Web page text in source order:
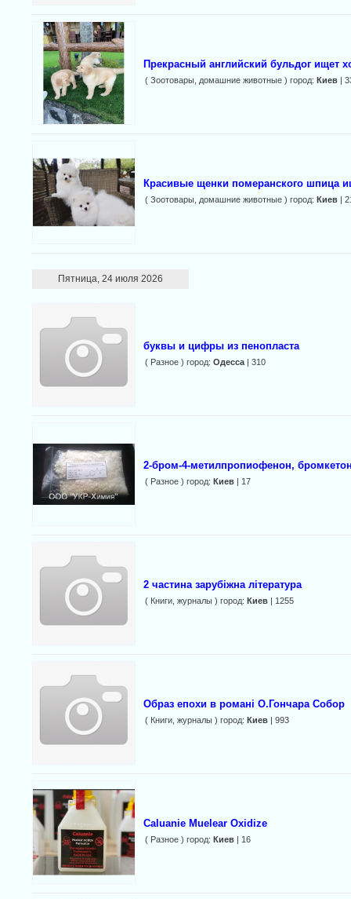
Прекрасный английский бульдог ищет
( Зоотовары, домашние животные ) город: Киев|
Красивые щенки померанского шпица
( Зоотовары, домашние животные ) город: Киев|
Пятница, 24 июля 2026
буквы и цифры из пенопласта
( Разное ) город: Одесса| 310
2-бром-4-метилпропиофенон,
( Разное ) город: Киев| 17
2 частина зарубіжна література
( Книги, журналы ) город: Киев| 1255
Образ епохи в романі О.Гончара Собор
( Книги, журналы ) город: Киев| 993
Caluanie Muelear Oxidize
( Разное ) город: Киев| 16